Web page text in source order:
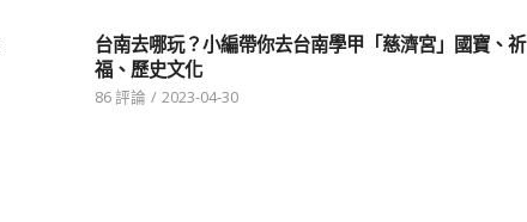
台南去哪玩？小編帶你去台南學甲「慈濟宮」國寶、祈
福、歷史文化
86 評論 / 2023-04-30